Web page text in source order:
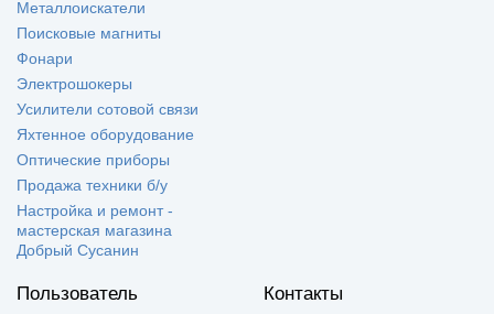
Металлоискатели
Поисковые магниты
Фонари
Электрошокеры
Усилители сотовой связи
Яхтенное оборудование
Оптические приборы
Продажа техники б/у
Настройка и ремонт -
мастерская магазина
Добрый Сусанин
Пользователь Контакты